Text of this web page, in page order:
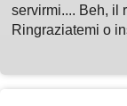
servirmi.... Beh, il
Ringraziatemi o